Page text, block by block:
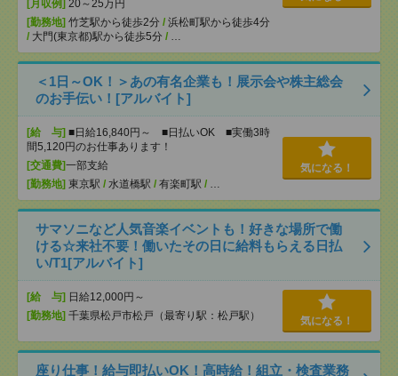
[月収例]
20～25万円
[勤務地] 竹芝駅から徒歩2分 / 浜松町駅から徒歩4分
/ 大門(東京都)駅から徒歩5分 / …
＜1日～OK！＞あの有名企業も！展示会や株主総会
のお手伝い！[アルバイト]
[給 与] ■日給16,840円～ ■日払いOK ■実働3時
間5,120円のお仕事あります！
[交通費]一部支給
[勤務地] 東京駅 / 水道橋駅 / 有楽町駅 / …
気になる！
サマソニなど人気音楽イベントも！好きな場所で働
ける☆来社不要！働いたその日に給料もらえる日払
い/T1[アルバイト]
[給 与] 日給12,000円～
[勤務地] 千葉県松戸市松戸（最寄り駅：松戸駅） 気になる！
座り仕事！給与即払いOK！高時給！組立・検査業務